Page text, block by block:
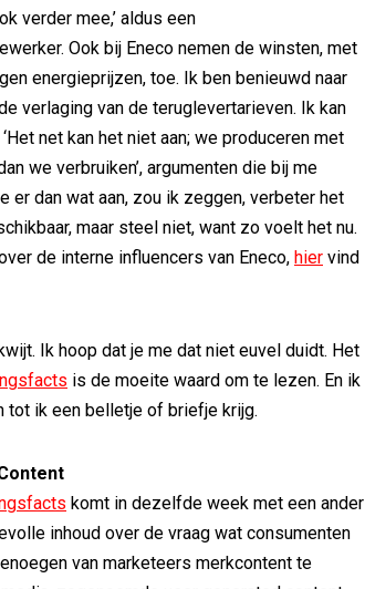
verder mee,’ aldus een
Ook bij Eneco nemen de winsten, met
energieprijzen, toe. Ik ben benieuwd naar
verlaging van de teruglevertarieven. Ik kan
net kan het niet aan; we produceren met
we verbruiken’, argumenten die bij me
er dan wat aan, zou ik zeggen, verbeter het
maar steel niet, want zo voelt het nu.
de interne influencers van Eneco, hier vind
Ik hoop dat je me dat niet euvel duidt. Het
is de moeite waard om te lezen. En ik
tot ik een belletje of briefje krijg.
komt in dezelfde week met een ander
inhoud over de vraag wat consumenten
van marketeers merkcontent te